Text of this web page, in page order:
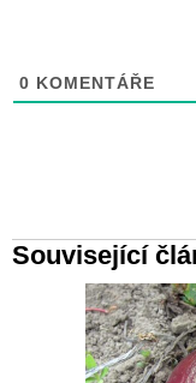
0 KOMENTÁŘE
Související